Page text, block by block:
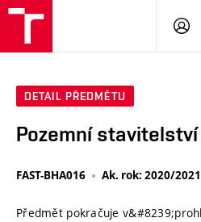
DETAIL PŘEDMĚTU
Pozemní stavitelství
FAST-BHA016 Ak. rok: 2020/2021
Předmět pokračuje